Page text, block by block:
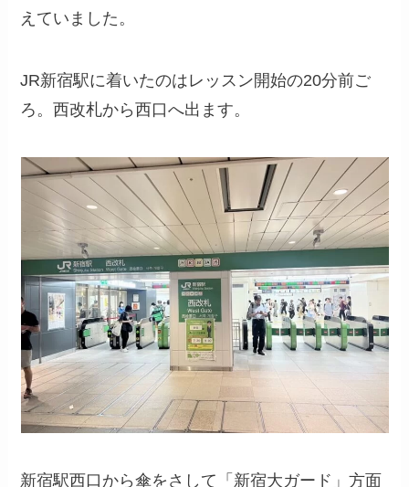
えていました。
JR新宿駅に着いたのはレッスン開始の20分前ご
ろ。西改札から西口へ出ます。
新宿駅西口から傘をさして「新宿大ガード」方面